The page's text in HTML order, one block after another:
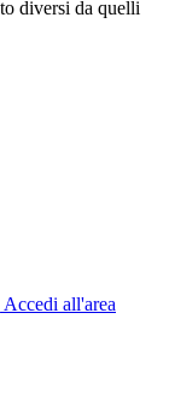
diversi da quelli
Accedi all'area